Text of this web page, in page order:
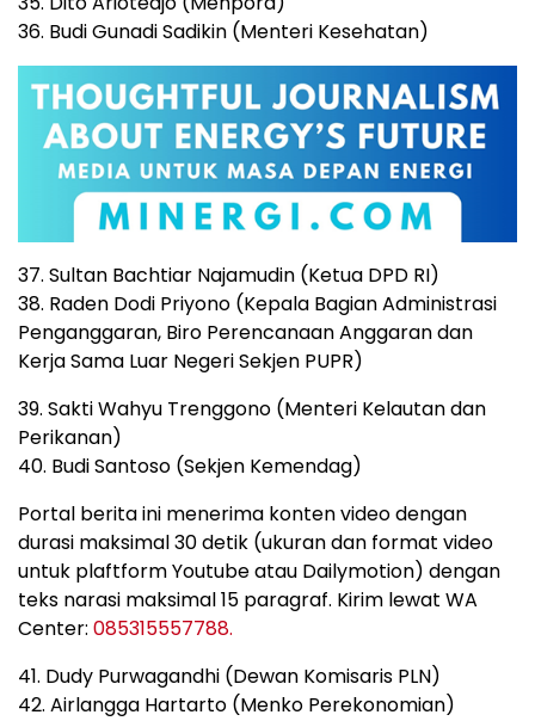
36. Budi Gunadi Sadikin (Menteri Kesehatan)
37. Sultan Bachtiar Najamudin (Ketua DPD RI)
38. Raden Dodi Priyono (Kepala Bagian Administrasi
Penganggaran, Biro Perencanaan Anggaran dan
Kerja Sama Luar Negeri Sekjen PUPR)
39. Sakti Wahyu Trenggono (Menteri Kelautan dan
Perikanan)
40. Budi Santoso (Sekjen Kemendag)
Portal berita ini menerima konten video dengan
durasi maksimal 30 detik (ukuran dan format video
untuk plaftform Youtube atau Dailymotion) dengan
teks narasi maksimal 15 paragraf. Kirim lewat WA
Center: 085315557788.
41. Dudy Purwagandhi (Dewan Komisaris PLN)
42. Airlangga Hartarto (Menko Perekonomian)